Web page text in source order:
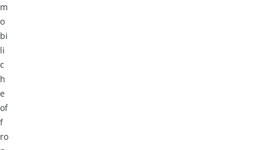
m
o
bi
li
c
h
e
of
f
ro